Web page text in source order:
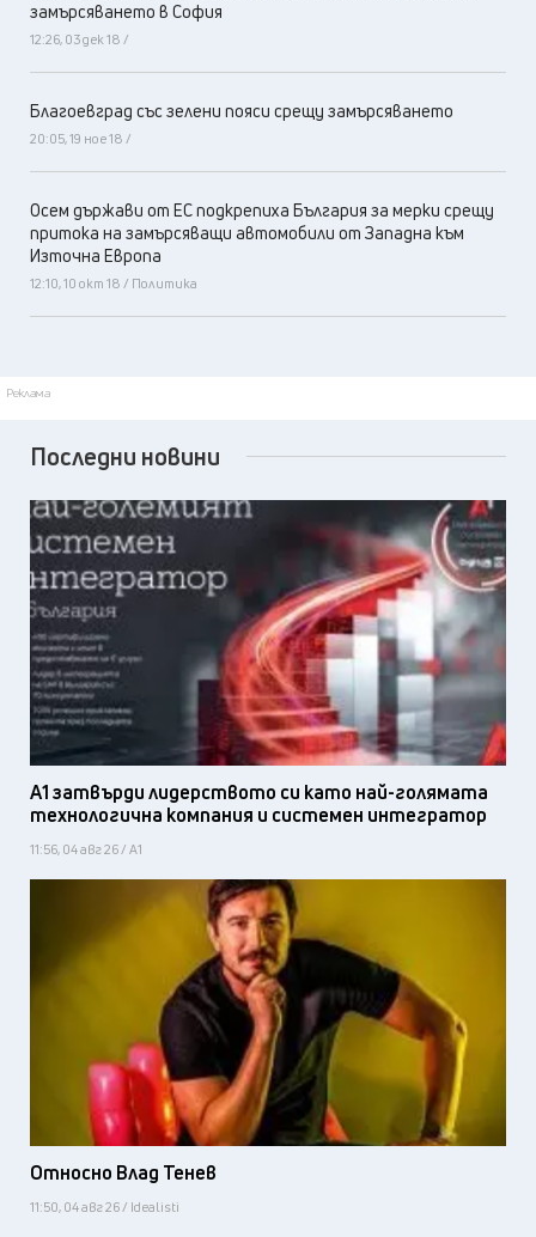
замърсяването в София
12:26, 03 дек 18 /
Благоевград със зелени пояси срещу замърсяването
20:05, 19 ное 18 /
Осем държави от ЕС подкрепиха България за мерки срещу
притока на замърсяващи автомобили от Западна към
Източна Европа
12:10, 10 окт 18 / Политика
Реклама
Последни новини
А1 затвърди лидерството си като най-голямата
технологична компания и системен интегратор
11:56, 04 авг 26 / А1
Относно Влад Тенев
11:50, 04 авг 26 / Idealisti